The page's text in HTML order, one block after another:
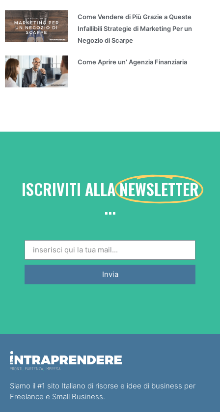
Come Vendere di Più Grazie a Queste
Infallibili Strategie di Marketing Per un
Negozio di Scarpe
Come Aprire un’ Agenzia Finanziaria
ISCRIVITI ALLANEWSLETTER
...
Invia
Siamo il #1 sito Italiano di risorse e idee di business per
Freelance e Small Business.